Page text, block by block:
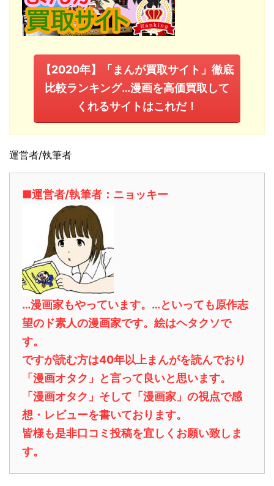
【2020年】「まんが買取サイト」徹底
比較ランキング…漫画を高価買取して
くれるサイトはこれだ！
運営者/執筆者
■運営者/執筆者：ニョッキー
…漫画家もやっています。…といっても原作志
望のド素人の漫画家です。絵はヘタクソで
す。
ですが読む方は40年以上まんがを読んでおり
「漫画オタク」と言って良いと思います。
「漫画オタク」そして「漫画家」の視点で感
想・レビューを書いております。
皆様も是非口コミ投稿を宜しくお願い致しま
す。